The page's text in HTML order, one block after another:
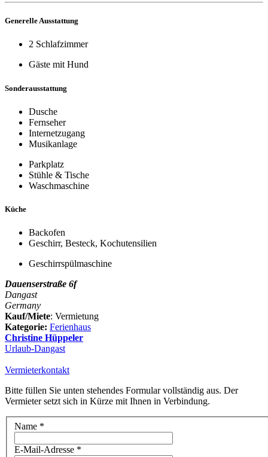
Generelle Ausstattung
2 Schlafzimmer
Gäste mit Hund
Sonderausstattung
Dusche
Fernseher
Internetzugang
Musikanlage
Parkplatz
Stühle & Tische
Waschmaschine
Küche
Backofen
Geschirr, Besteck, Kochutensilien
Geschirrspülmaschine
Dauenserstraße 6f
Dangast
Germany
Kauf/Miete: Vermietung
Kategorie: Ferienhaus
Christine Hüppeler
Urlaub-Dangast
Vermieterkontakt
Bitte füllen Sie unten stehendes Formular vollständig aus. Der
Vermieter setzt sich in Kürze mit Ihnen in Verbindung.
Name *
E-Mail-Adresse *